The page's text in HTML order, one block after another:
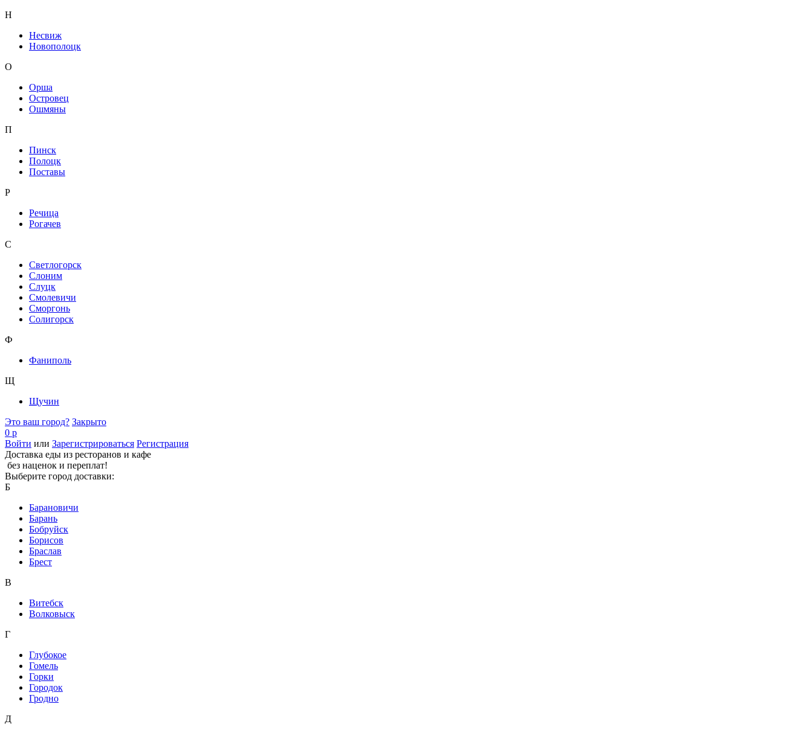
Н
Несвиж
Новополоцк
О
Орша
Островец
Ошмяны
П
Пинск
Полоцк
Поставы
Р
Речица
Рогачев
С
Светлогорск
Слоним
Слуцк
Смолевичи
Сморгонь
Солигорск
Ф
Фаниполь
Щ
Щучин
Это ваш город? Закрыто
0 р
Войти или Зарегистрироваться Регистрация
Доставка еды из ресторанов и кафе
без наценок и переплат!
Выберите город доставки:
Б
Барановичи
Барань
Бобруйск
Борисов
Браслав
Брест
В
Витебск
Волковыск
Г
Глубокое
Гомель
Горки
Городок
Гродно
Д